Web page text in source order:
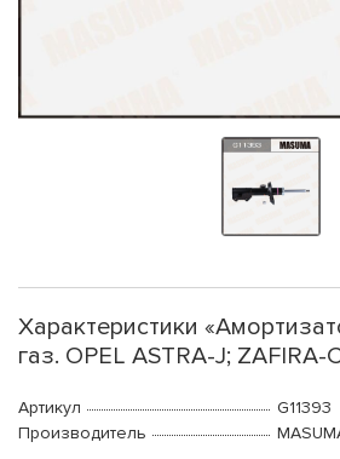
Характеристики
газ. OPEL ASTRA-J; ZAFIRA-
Артикул
G11393
Производитель